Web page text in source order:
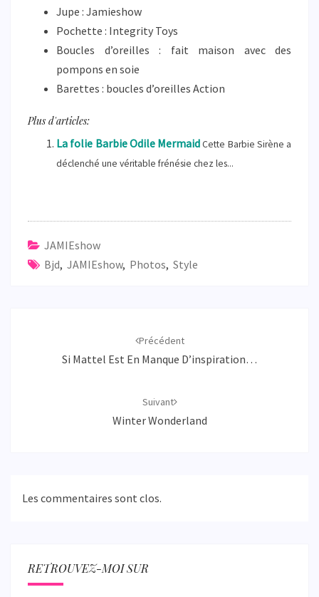
Jupe : Jamieshow
Pochette : Integrity Toys
Boucles d’oreilles : fait maison avec des
pompons en soie
Barettes : boucles d’oreilles Action
Plus d'articles:
La folie Barbie Odile MermaidCette Barbie Sirène a
déclenché une véritable frénésie chez les...
JAMIEshow
Bjd, JAMIEshow, Photos, Style
Précédent
Si Mattel Est En Manque D’inspiration…
Suivant
Winter Wonderland
Les commentaires sont clos.
RETROUVEZ-MOI SUR